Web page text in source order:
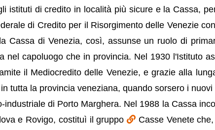
istituti di credito in località più sicure e la Cassa,
di Credito per il Risorgimento delle Venezie
Cassa di Venezia, così, assunse un ruolo di
nel capoluogo che in provincia. Nel 1930 l'Istituto
il Mediocredito delle Venezie, e grazie alla
tutta la provincia veneziana, quando sorsero i
di Porto Marghera. Nel 1988 la Cassa
e Rovigo, costituì il gruppo Casse Venete